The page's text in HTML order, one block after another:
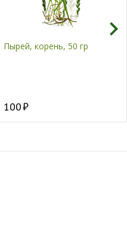
Пырей, корень, 50 гр
100